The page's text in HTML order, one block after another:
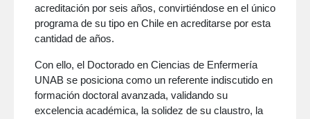
acreditación por seis años, convirtiéndose en el único
programa de su tipo en Chile en acreditarse por esta
cantidad de años.
Con ello, el Doctorado en Ciencias de Enfermería
UNAB se posiciona como un referente indiscutido en
formación doctoral avanzada, validando su
excelencia académica, la solidez de su claustro, la